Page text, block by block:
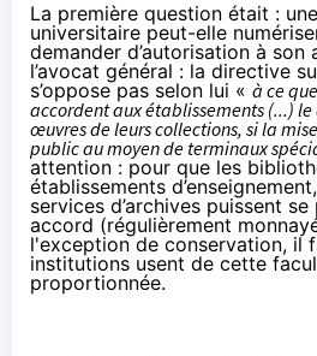
La première question était :
universitaire peut-elle
demander d’autorisation à son
l’avocat général : la directive
s’oppose pas selon lui « à ce
accordent aux établissements (...)
œuvres de leurs collections, si la
public au moyen de terminaux
attention : pour que les
établissements
services d’archives puissent se
accord (régulièrement
l'exception de conservation, il
institutions usent de cette
proportionnée.